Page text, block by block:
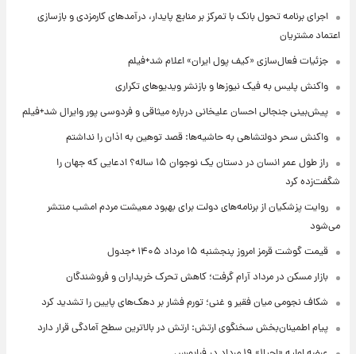
اجرای برنامه تحول بانک با تمرکز بر منابع پایدار، درآمدهای کارمزدی و بازسازی
اعتماد مشتریان
جزئیات فعال‌سازی «کیف پول ایران» اعلام شد+فیلم
واکنش پلیس به فیک نیوزها و بازنشر ویدیوهای تکراری
پیش‌بینی جنجالی احسان علیخانی درباره میثاقی و فردوسی پور وایرال شد+فیلم
واکنش سحر دولتشاهی به حاشیه‌ها: قصد توهین به اذان را نداشتم
راز طول عمر انسان در دستان یک نوجوان ۱۵ ساله؟ ادعایی که جهان را
شگفت‌زده کرد
روایت پزشکیان از برنامه‌های دولت برای بهبود معیشت مردم امشب منتشر
می‌شود
قیمت گوشت قرمز امروز پنجشنبه ۱۵ مرداد ۱۴۰۵ +جدول
بازار مسکن در مرداد آرام گرفت؛ کاهش تحرک خریداران و فروشندگان
شکاف نجومی میان فقیر و غنی؛ تورم فشار بر دهک‌های پایین را تشدید کرد
پیام اطمینان‌بخش سخنگوی ارتش: ارتش در بالاترین سطح آمادگی قرار دارد